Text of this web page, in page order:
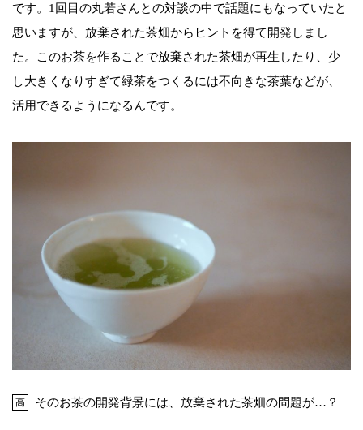
です。1回目の丸若さんとの対談の中で話題にもなっていたと
思いますが、放棄された茶畑からヒントを得て開発しまし
た。このお茶を作ることで放棄された茶畑が再生したり、少
し大きくなりすぎて緑茶をつくるには不向きな茶葉などが、
活用できるようになるんです。
高 そのお茶の開発背景には、放棄された茶畑の問題が…？